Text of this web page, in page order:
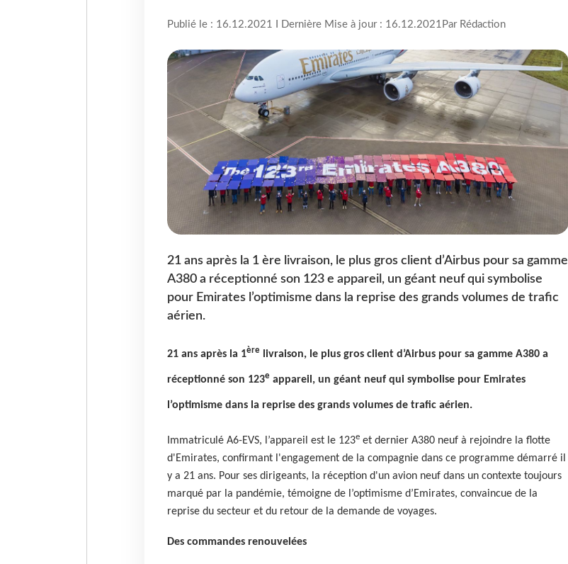
Publié le : 16.12.2021 I Dernière Mise à jour : 16.12.2021 Par Rédaction
21 ans après la 1 ère livraison, le plus gros client d’Airbus pour sa gamme
A380 a réceptionné son 123 e appareil, un géant neuf qui symbolise
pour Emirates l’optimisme dans la reprise des grands volumes de trafic
aérien.
21 ans après la 1èrelivraison, le plus gros client d’Airbus pour sa gamme A380 a
réceptionné son 123eappareil, un géant neuf qui symbolise pour Emirates
l’optimisme dans la reprise des grands volumes de trafic aérien.
Immatriculé A6-EVS, l’appareil est le 123eet dernier A380 neuf à rejoindre la flotte
d'Emirates, confirmant l'engagement de la compagnie dans ce programme démarré il
y a 21 ans. Pour ses dirigeants, la réception d'un avion neuf dans un contexte toujours
marqué par la pandémie, témoigne de l’optimisme d’Emirates, convaincue de la
reprise du secteur et du retour de la demande de voyages.
Des commandes renouvelées